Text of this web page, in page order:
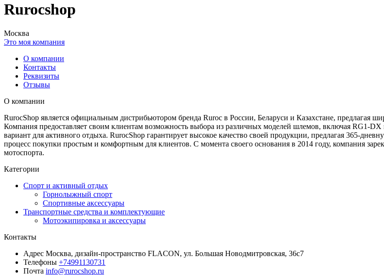
Rurocshop
Москва
Это моя компания
О компании
Контакты
Реквизиты
Отзывы
О компании
RurocShop является официальным дистрибьютором бренда Ruroc в России, Беларуси и Казахстане, предлагая
Компания предоставляет своим клиентам возможность выбора из различных моделей шлемов, включая RG1-
вариант для активного отдыха. RurocShop гарантирует высокое качество своей продукции, предлагая 365-
процесс покупки простым и комфортным для клиентов. С момента своего основания в 2014 году, компания
мотоспорта.
Категории
Спорт и активный отдых
Горнолыжный спорт
Спортивные аксессуары
Транспортные средства и комплектующие
Мотоэкипировка и аксессуары
Контакты
Адрес Москва, дизайн-пространство FLACON, ул. Большая Новодмитровская, 36c7
Телефоны +74991130731
Почта info@rurocshop.ru